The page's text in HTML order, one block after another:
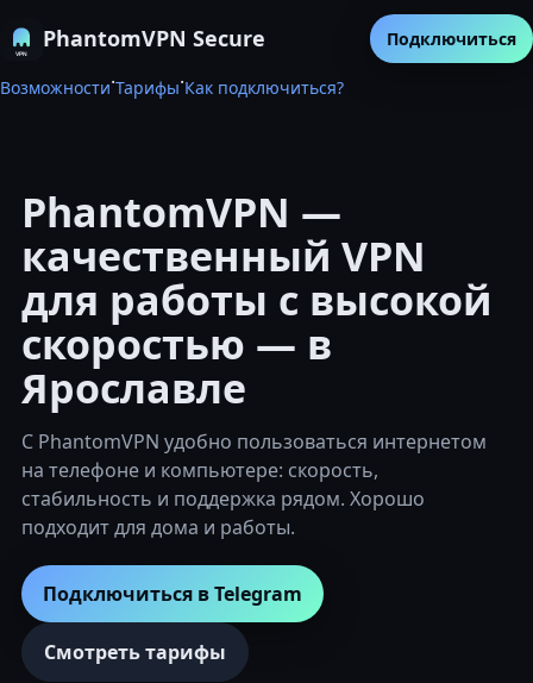
PhantomVPN Secure
Возможности·Тарифы·Как подключиться?
Подключиться
PhantomVPN —
качественный VPN
для работы с высокой
скоростью — в
Ярославле
С PhantomVPN удобно пользоваться интернетом
на телефоне и компьютере: скорость,
стабильность и поддержка рядом. Хорошо
подходит для дома и работы.
Подключиться в Telegram
Смотреть тарифы